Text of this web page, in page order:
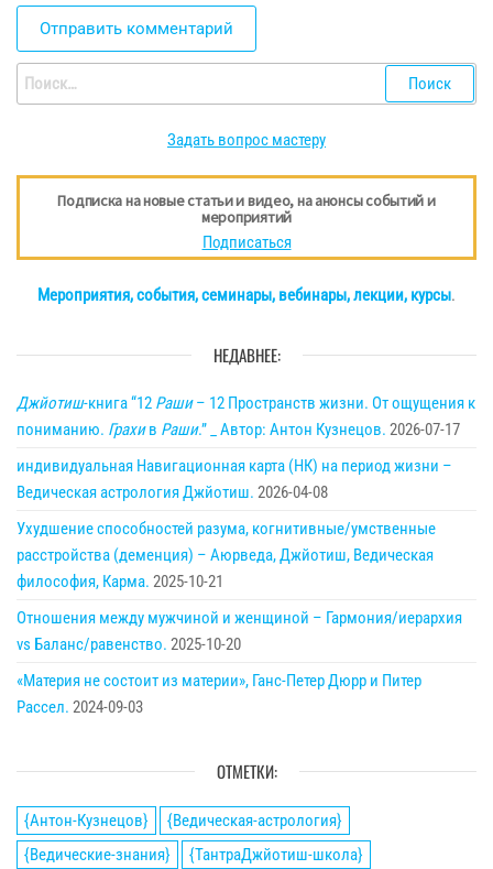
Найти:
Задать вопрос мастеру
Подписка на новые статьи и видео, на анонсы событий и
мероприятий
Подписаться
Мероприятия, события, семинары, вебинары, лекции, курсы.
НЕДАВНЕЕ:
Джйотиш-книга “12 Раши– 12 Пространств жизни. От ощущения к
пониманию. Грахив Раши.” _ Автор: Антон Кузнецов. 2026-07-17
индивидуальная Навигационная карта (НК) на период жизни –
Ведическая астрология Джйотиш. 2026-04-08
Ухудшение способностей разума, когнитивные/умственные
расстройства (деменция) – Аюрведа, Джйотиш, Ведическая
философия, Карма. 2025-10-21
Отношения между мужчиной и женщиной – Гармония/иерархия
vs Баланс/равенство. 2025-10-20
«Материя не состоит из материи», Ганс-Петер Дюрр и Питер
Рассел. 2024-09-03
ОТМЕТКИ:
{Антон-Кузнецов}
{Ведическая-астрология}
{Ведические-знания}
{ТантраДжйотиш-школа}